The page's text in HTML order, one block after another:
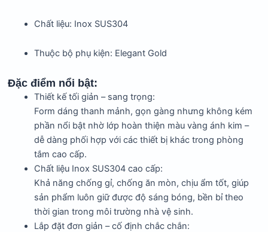
Chất liệu: Inox SUS304
Thuộc bộ phụ kiện: Elegant Gold
Đặc điểm nổi bật:
Thiết kế tối giản – sang trọng:
Form dáng thanh mảnh, gọn gàng nhưng không kém
phần nổi bật nhờ lớp hoàn thiện màu vàng ánh kim –
dễ dàng phối hợp với các thiết bị khác trong phòng
tắm cao cấp.
Chất liệu Inox SUS304 cao cấp:
Khả năng chống gỉ, chống ăn mòn, chịu ẩm tốt, giúp
sản phẩm luôn giữ được độ sáng bóng, bền bỉ theo
thời gian trong môi trường nhà vệ sinh.
Lắp đặt đơn giản – cố định chắc chắn: